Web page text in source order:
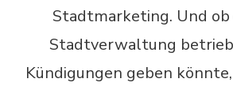
Stadtmarketing. Und ob
Stadtverwaltung
Kündigungen geben